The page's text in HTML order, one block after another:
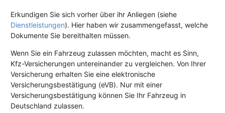
Erkundigen Sie sich vorher über ihr Anliegen (siehe
Dienstleistungen). Hier haben wir zusammengefasst, welche
Dokumente Sie bereithalten müssen.
Wenn Sie ein Fahrzeug zulassen möchten, macht es Sinn,
Kfz-Versicherungen untereinander zu vergleichen. Von Ihrer
Versicherung erhalten Sie eine elektronische
Versicherungsbestätigung (eVB). Nur mit einer
Versicherungsbestätigung können Sie Ihr Fahrzeug in
Deutschland zulassen.